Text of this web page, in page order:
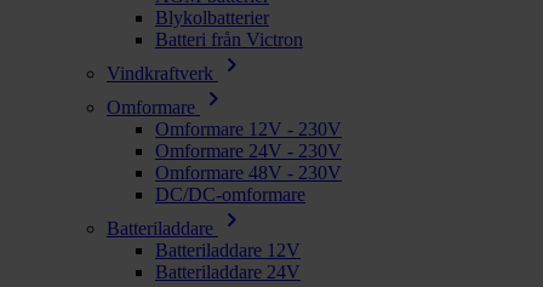
Blykolbatterier
Batteri från Victron
Vindkraftverk
chevron_right
Omformare chevron_right
Omformare 12V - 230V
Omformare 24V - 230V
Omformare 48V - 230V
DC/DC-omformare
Batteriladdare
chevron_right
Batteriladdare 12V
Batteriladdare 24V